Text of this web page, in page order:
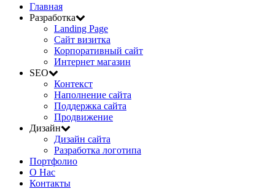
Главная
Разработка
Landing Page
Сайт визитка
Корпоративный сайт
Интернет магазин
SEO
Контекст
Наполнение сайта
Поддержка сайта
Продвижение
Дизайн
Дизайн сайта
Разработка логотипа
Портфолио
О Нас
Контакты